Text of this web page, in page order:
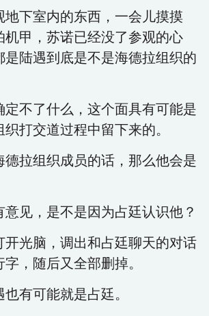
地下室内的东西，一会儿摸摸
机甲，苏诺已经没了参观的心
是陆遇到底是不是海德拉组织的
定不了什么，这个面具有可能是
打交道过程中留下来的。
德拉组织成员的话，那么他会是
意见，是不是因为占廷认识他？
开光脑，调出和占廷聊天的对话
，随后又全部删掉。
有可能就是占廷。